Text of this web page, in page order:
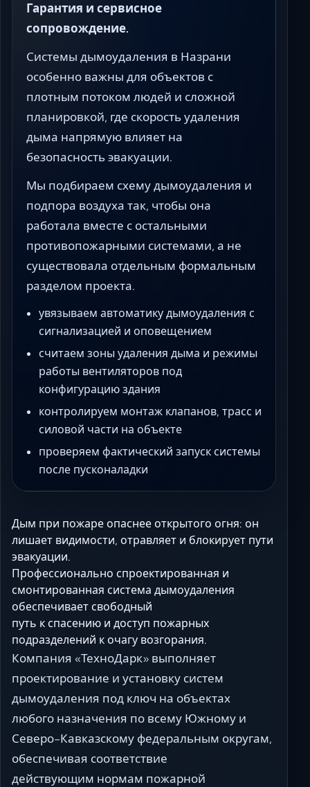
Гарантия и сервисное
сопровождение.
Системы дымоудаления в Назрани
особенно важны для объектов с
плотным потоком людей и сложной
планировкой, где скорость удаления
дыма напрямую влияет на
безопасность эвакуации.
Мы подбираем схему дымоудаления и
подпора воздуха так, чтобы она
работала вместе с остальными
противопожарными системами, а не
существовала отдельным формальным
разделом проекта.
увязываем автоматику дымоудаления с
сигнализацией и оповещением
считаем зоны удаления дыма и режимы
работы вентиляторов под
конфигурацию здания
контролируем монтаж клапанов, трасс и
силовой части на объекте
проверяем фактический запуск системы
после пусконаладки
Дым при пожаре опаснее открытого огня: он
лишает видимости, отравляет и блокирует пути
эвакуации.
Профессионально спроектированная и
смонтированная система дымоудаления
обеспечивает свободный
путь к спасению и доступ пожарных
подразделений к очагу возгорания.
Компания «ТехноДарк» выполняет
проектирование и установку систем
дымоудаления под ключ на объектах
любого назначения по всему Южному и
Северо-Кавказскому федеральным округам,
обеспечивая соответствие
действующим нормам пожарной